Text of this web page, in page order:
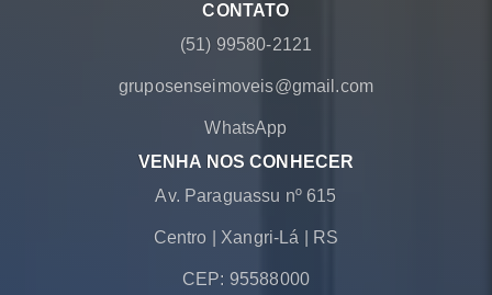
CONTATO
(51) 99580-2121
gruposenseimoveis@gmail.com
WhatsApp
VENHA NOS CONHECER
Av. Paraguassu nº 615
Centro Xangri-Lá RS
CEP: 95588000